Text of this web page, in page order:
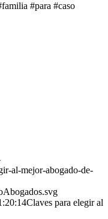
#para #caso
al-mejor-abogado-de-
Claves para elegir al